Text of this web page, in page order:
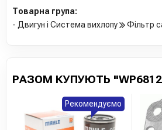
Товарна група:
- Двигун і Система вихлопу
Фільтр
РАЗОМ КУПУЮТЬ "WP6812
Рекомендуємо